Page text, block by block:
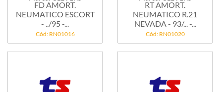
FD AMORT.
NEUMATICO ESCORT
- ../95 -...
Cód: RN01016
RT AMORT.
NEUMATICO R.21
NEVADA - 93/... -...
Cód: RN01020